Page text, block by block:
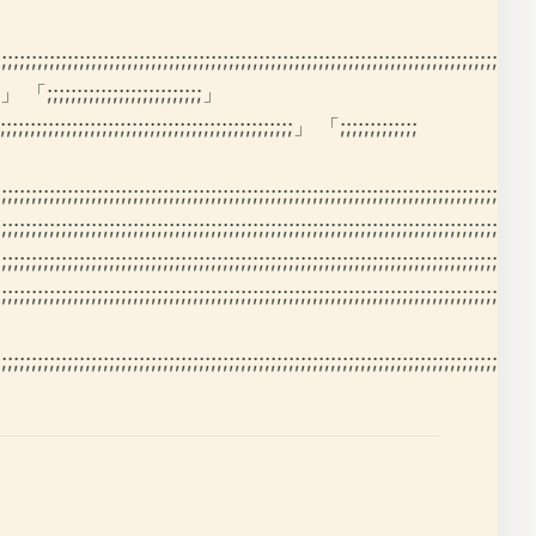
「;;;;;;;;;;;;;;;;;;;;;;;;;;」
」 「;;;;;;;;;;;;;